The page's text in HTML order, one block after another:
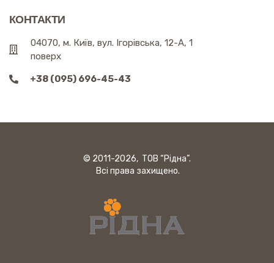
КОНТАКТИ
04070, м. Київ, вул. Ігорівська, 12-А, 1
поверх
+38 (095) 696-45-43
© 2011-2026, ТОВ “Рідна”.
Всі права захищено.